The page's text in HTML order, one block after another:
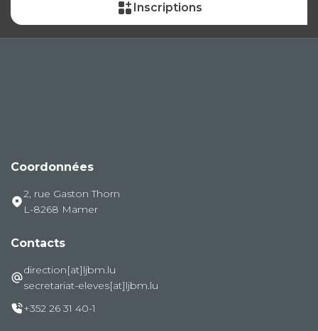
Inscriptions
Coordonnées
2, rue Gaston Thorn
L-8268 Mamer
Contacts
direction[at]ljbm.lu
secretariat-eleves[at]ljbm.lu
+352 26 31 40-1